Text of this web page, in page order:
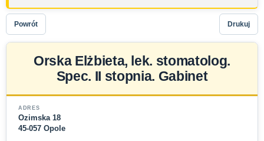
Powrót Drukuj
Orska Elżbieta, lek. stomatolog.
Spec. II stopnia. Gabinet
ADRES
Ozimska 18
45-057 Opole